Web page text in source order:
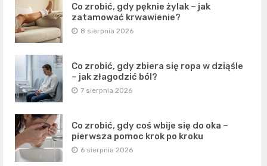
Co zrobić, gdy pęknie żylak – jak
zatamować krwawienie?
8 sierpnia 2026
Co zrobić, gdy zbiera się ropa w dziąśle
– jak złagodzić ból?
7 sierpnia 2026
Co zrobić, gdy coś wbije się do oka –
pierwsza pomoc krok po kroku
6 sierpnia 2026